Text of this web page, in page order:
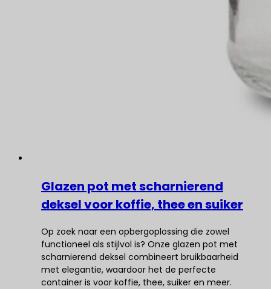
Glazen pot met scharnierend
deksel voor koffie, thee en suiker
Op zoek naar een opbergoplossing die zowel
functioneel als stijlvol is? Onze glazen pot met
scharnierend deksel combineert bruikbaarheid
met elegantie, waardoor het de perfecte
container is voor koffie, thee, suiker en meer.